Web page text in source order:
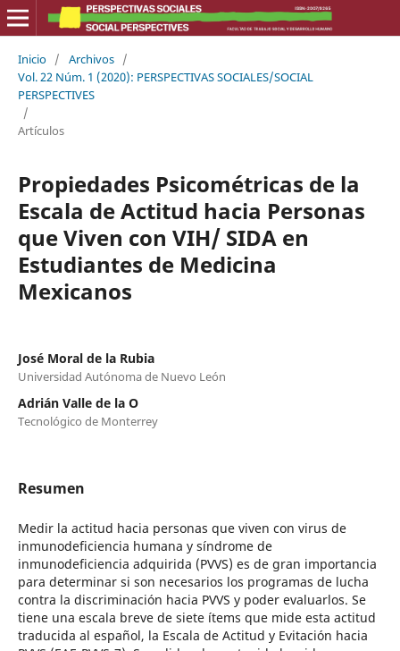
Inicio / Archivos /
Vol. 22 Núm. 1 (2020): PERSPECTIVAS SOCIALES/SOCIAL
PERSPECTIVES
/
Artículos
Propiedades Psicométricas de la
Escala de Actitud hacia Personas
que Viven con VIH/ SIDA en
Estudiantes de Medicina
Mexicanos
José Moral de la Rubia
Universidad Autónoma de Nuevo León
Adrián Valle de la O
Tecnológico de Monterrey
Resumen
Medir la actitud hacia personas que viven con virus de
inmunodeficiencia humana y síndrome de
inmunodeficiencia adquirida (PVVS) es de gran importancia
para determinar si son necesarios los programas de lucha
contra la discriminación hacia PVVS y poder evaluarlos. Se
tiene una escala breve de siete ítems que mide esta actitud
traducida al español, la Escala de Actitud y Evitación hacia